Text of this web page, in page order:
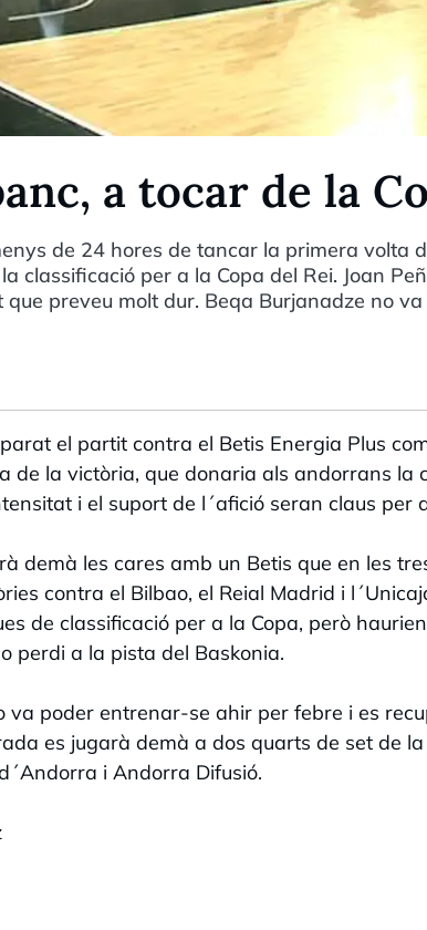
a tocar de la
de 24 hores de tancar la primera volta
classificació per a la Copa del Rei. Joan
preveu molt dur. Beqa Burjanadze no
el partit contra el Betis Energia Plus
de la victòria, que donaria als andorrans la
i el suport de l´afició seran claus per
demà les cares amb un Betis que en les
contra el Bilbao, el Reial Madrid i
de classificació per a la Copa, però
perdi a la pista del Baskonia.
va poder entrenar-se ahir per febre i es
es jugarà demà a dos quarts de set de
i Andorra Difusió.